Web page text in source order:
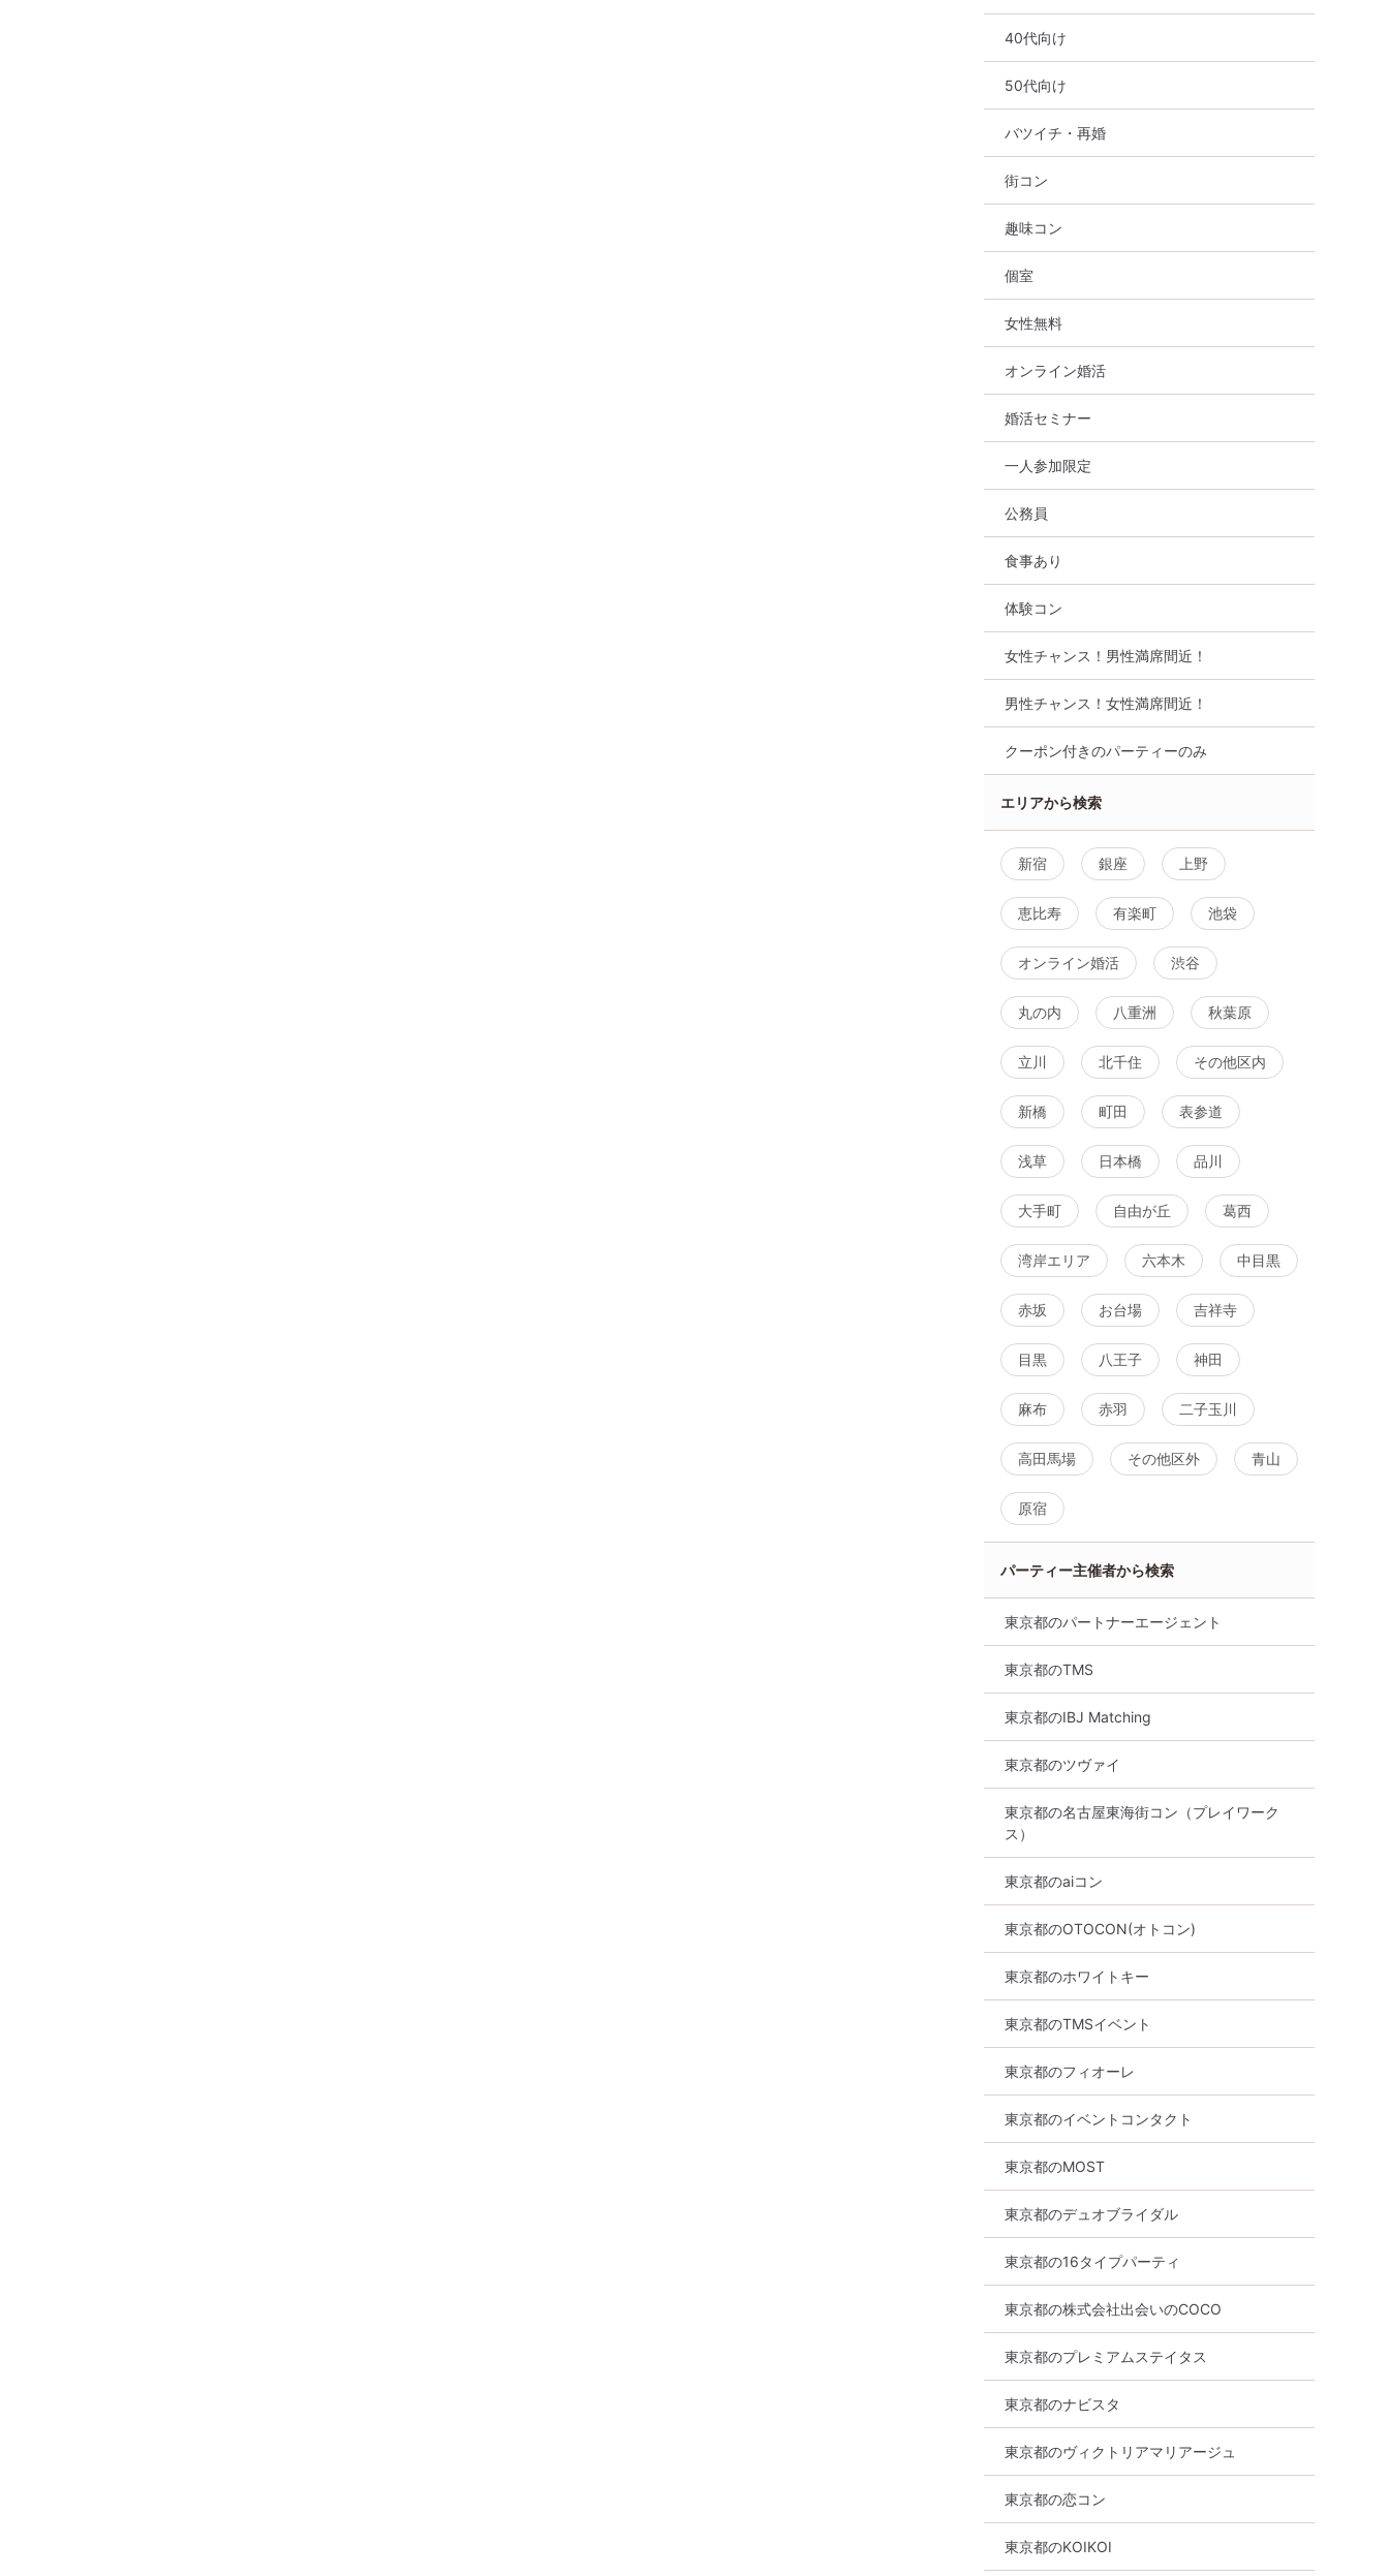
40代向け
50代向け
バツイチ・再婚
街コン
趣味コン
個室
女性無料
オンライン婚活
婚活セミナー
一人参加限定
公務員
食事あり
体験コン
女性チャンス！男性満席間近！
男性チャンス！女性満席間近！
クーポン付きのパーティーのみ
エリアから検索
新宿 銀座 上野
恵比寿 有楽町 池袋
オンライン婚活 渋谷
丸の内 八重洲 秋葉原
立川 北千住 その他区内
新橋 町田 表参道
浅草 日本橋 品川
大手町 自由が丘 葛西
湾岸エリア 六本木 中目黒
赤坂 お台場 吉祥寺
目黒 八王子 神田
麻布 赤羽 二子玉川
高田馬場 その他区外 青山
原宿
パーティー主催者から検索
東京都のパートナーエージェント
東京都のTMS
東京都のIBJ Matching
東京都のツヴァイ
東京都の名古屋東海街コン（プレイワーク
ス）
東京都のaiコン
東京都のOTOCON(オトコン)
東京都のホワイトキー
東京都のTMSイベント
東京都のフィオーレ
東京都のイベントコンタクト
東京都のMOST
東京都のデュオブライダル
東京都の16タイプパーティ
東京都の株式会社出会いのCOCO
東京都のプレミアムステイタス
東京都のナビスタ
東京都のヴィクトリアマリアージュ
東京都の恋コン
東京都のKOIKOI